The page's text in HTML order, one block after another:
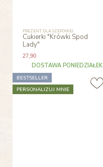
PREZENT DLA SZEFOWEJ
Cukierki "Krówki Spod
Lady"
27,90
DOSTAWA PONIEDZIAŁEK
BESTSELLER
PERSONALIZUJ MNIE